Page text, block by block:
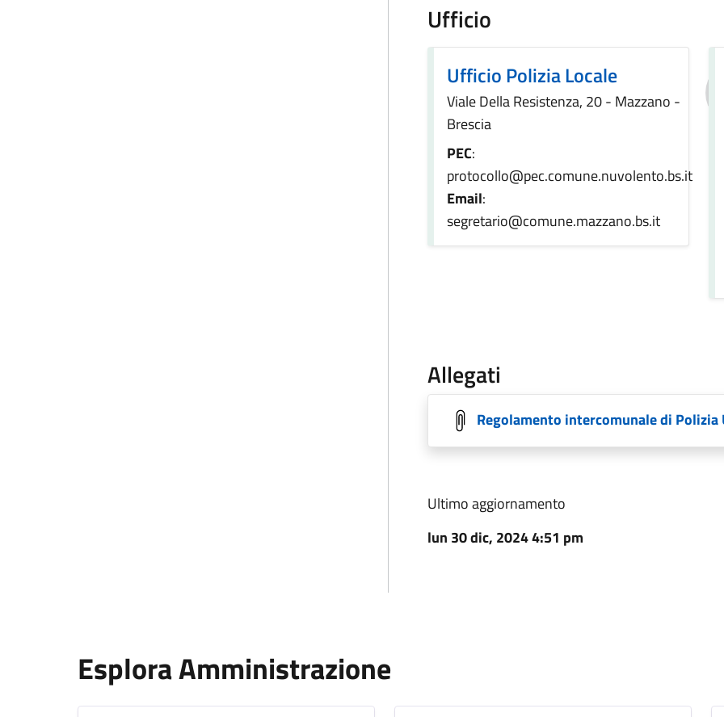
Ufficio
Ufficio Polizia Locale
Viale Della Resistenza, 20 - Mazzano -
Brescia
PEC:
protocollo@pec.comune.nuvolento.bs.it
Email:
segretario@comune.mazzano.bs.it
Allegati
Regolamento intercomunale di Polizia
Ultimo aggiornamento
lun 30 dic, 2024 4:51 pm
Esplora Amministrazione